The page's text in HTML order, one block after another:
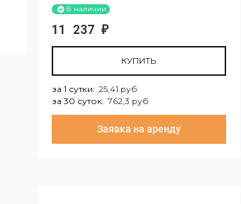
В наличии
11 237 ₽
КУПИТЬ
за 1 сутки: 25,41 руб
за 30 суток: 762,3 руб
за 30 суток: 762,3 руб
Заявка на аренду